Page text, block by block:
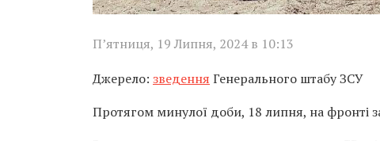
П’ятниця, 19 Липня, 2024 в 10:13
Джерело: зведення Генерального штабу ЗСУ
Протягом минулої доби, 18 липня, на фронті